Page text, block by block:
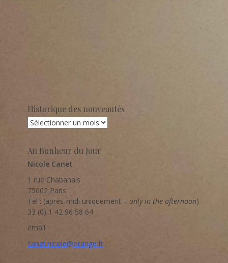
Historique des nouveautés
Historique
Au Bonheur du Jour
Nicole Canet
1 rue Chabanais
75002 Paris
Tel : (après-midi uniquement – only in the afternoon)
33 (0) 1 42 96 58 64
email :
canet.nicole@orange.fr